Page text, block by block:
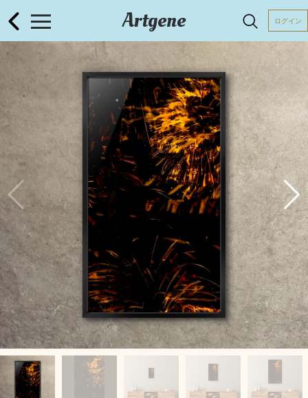
Artgene ログイン